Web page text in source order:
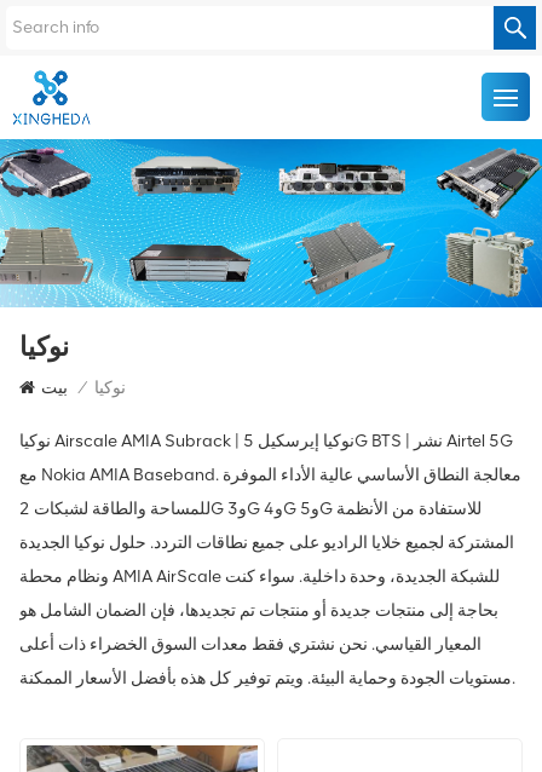
نوكيا
بيت / نوكيا
نوكيا Airscale AMIA Subrack | نوكيا إيرسكيل 5G BTS | نشر Airtel 5G
مع Nokia AMIA Baseband. معالجة النطاق الأساسي عالية الأداء الموفرة
للمساحة والطاقة لشبكات 2G و3G و4G و5G للاستفادة من الأنظمة
المشتركة لجميع خلايا الراديو على جميع نطاقات التردد. حلول نوكيا الجديدة
ونظام محطة AMIA AirScale للشبكة الجديدة، وحدة داخلية. سواء كنت
بحاجة إلى منتجات جديدة أو منتجات تم تجديدها، فإن الضمان الشامل هو
المعيار القياسي. نحن نشتري فقط معدات السوق الخضراء ذات أعلى
مستويات الجودة وحماية البيئة. ويتم توفير كل هذه بأفضل الأسعار الممكنة.